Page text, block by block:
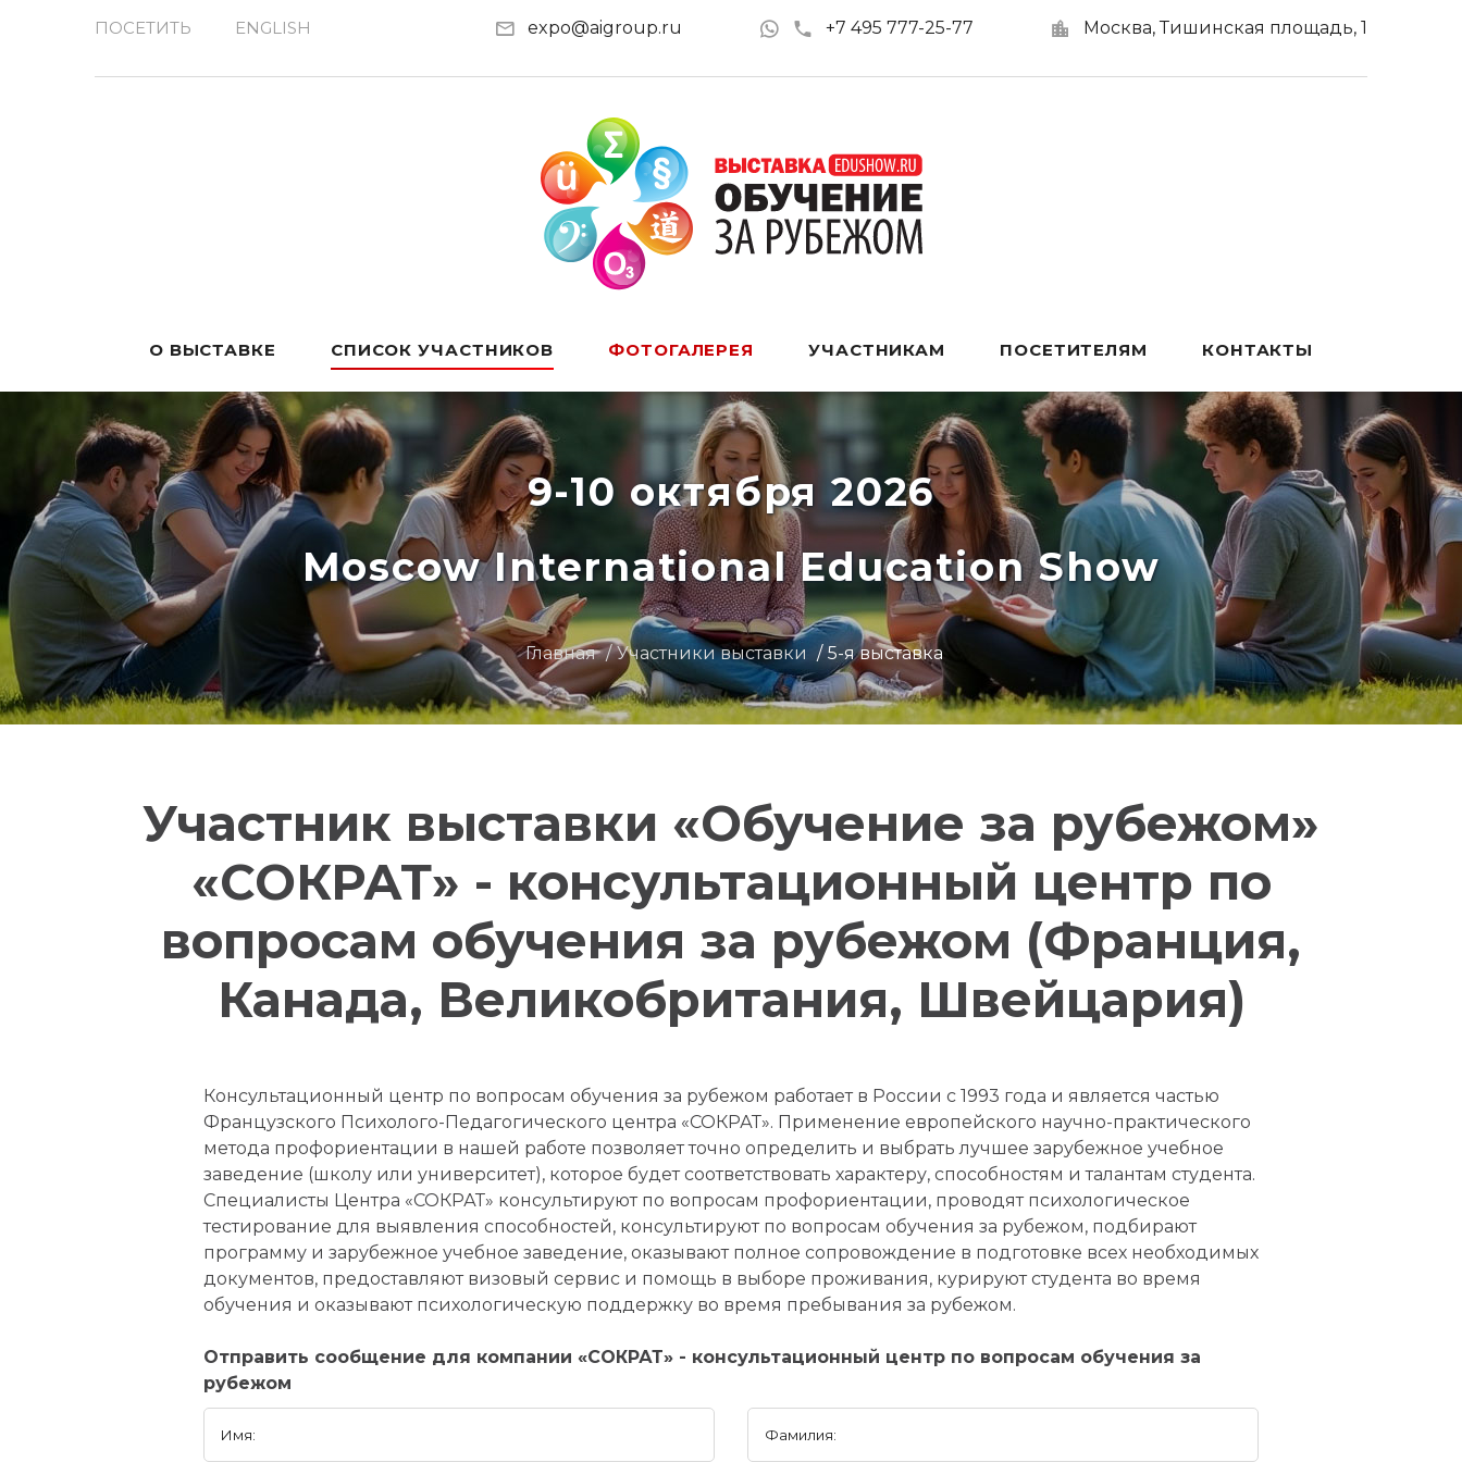
ПОСЕТИТЬ ENGLISH expo@aigroup.ru +7 495 777-25-77 Москва, Тишинская площадь, 1
О ВЫСТАВКЕ СПИСОК УЧАСТНИКОВ ФОТОГАЛЕРЕЯ УЧАСТНИКАМ ПОСЕТИТЕЛЯМ КОНТАКТЫ
9-10 октября 2026
Moscow International Education Show
Главная Участники выставки 5-я выставка
Участник выставки «Обучение за рубежом»
«СОКРАТ» - консультационный центр по
вопросам обучения за рубежом (Франция,
Канада, Великобритания, Швейцария)
Консультационный центр по вопросам обучения за рубежом работает в России с 1993 года и является частью
Французского Психолого-Педагогического центра «СОКРАТ». Применение европейского научно-практического
метода профориентации в нашей работе позволяет точно определить и выбрать лучшее зарубежное учебное
заведение (школу или университет), которое будет соответствовать характеру, способностям и талантам студента.
Специалисты Центра «СОКРАТ» консультируют по вопросам профориентации, проводят психологическое
тестирование для выявления способностей, консультируют по вопросам обучения за рубежом, подбирают
программу и зарубежное учебное заведение, оказывают полное сопровождение в подготовке всех необходимых
документов, предоставляют визовый сервис и помощь в выборе проживания, курируют студента во время
обучения и оказывают психологическую поддержку во время пребывания за рубежом.
Отправить сообщение для компании «СОКРАТ» - консультационный центр по вопросам обучения за
рубежом
Имя: Фамилия: